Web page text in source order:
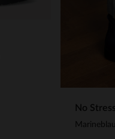
No Stress